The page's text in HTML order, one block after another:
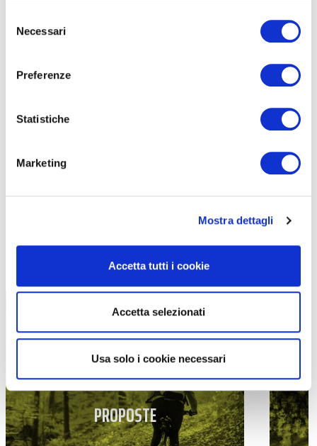
delNecessari
Preferenze
Statistiche
Marketing
Mostra dettagli
Accetta tutti i cookie
Accetta selezionati
Usa solo i cookie necessari
TUTTE LE CATEGORIE DEL MAGAZINE
PROPOSTE